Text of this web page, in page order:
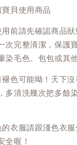
貝使用商品
前請先確認商品
次完整清潔，保護
染毛色、包包或其
色可能呦！天下
多清洗幾次把多餘
衣服請跟淺色衣
全喔！